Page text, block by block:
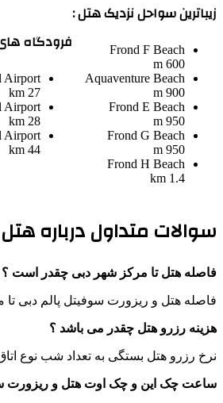
زیباترین سواحل نزدیک هتل :
Frond F Beach
600 m
Aquaventure Beach
900 m
Frond E Beach
950 m
Frond G Beach
950 m
Frond H Beach
1.4 km
فرودگاه
Airport
27 km
Airport
28 km
Airport
44 km
سوالات متداول درباره
فاصله هتل تا مرکز شهر دبی چقدر است ؟
فاصله هتل و ریزورت سوفیتل پالم دبی تا مرکز شهر دبی
هزینه رزرو هتل چقدر می باشد ؟
نرخ رزرو هتل بستگی به تعداد شب نوع
ساعت چک این و چک اوت هتل و ریزورت